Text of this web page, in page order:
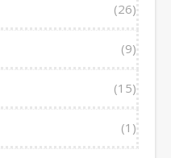
(26)
(9)
(15)
(1)